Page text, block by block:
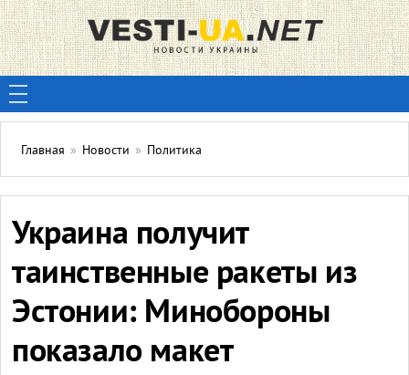
Главная » Новости » Политика
Украина получит
таинственные ракеты из
Эстонии: Минобороны
показало макет